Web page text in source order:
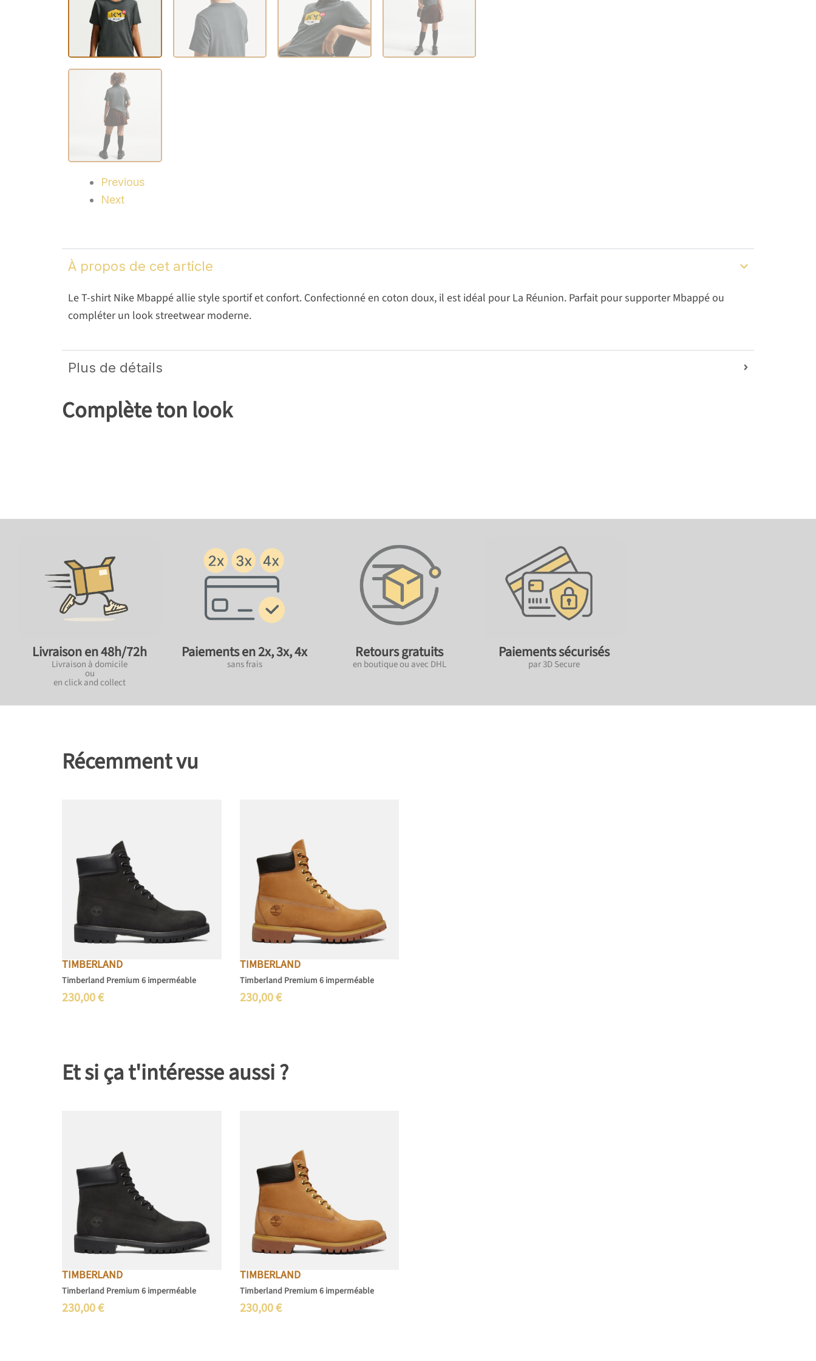
Previous
Next
À propos de cet article
Le T-shirt Nike Mbappé allie style sportif et confort. Confectionné en coton doux, il est idéal pour La Réunion. Parfait pour supporter Mbappé ou
compléter un look streetwear moderne.
Plus de détails
Complète ton look
Livraison en 48h/72h
Livraison à domicile
ou
en click and collect
Paiements en 2x, 3x, 4x
sans frais
Retours gratuits
en boutique ou avec DHL
Paiements sécurisés
par 3D Secure
Récemment vu
TIMBERLAND
Timberland Premium 6 imperméable
230,00€
TIMBERLAND
Timberland Premium 6 imperméable
230,00€
Et si ça t'intéresse aussi ?
TIMBERLAND
Timberland Premium 6 imperméable
230,00€
TIMBERLAND
Timberland Premium 6 imperméable
230,00€